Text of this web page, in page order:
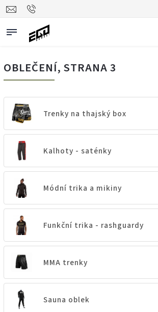
OBLEČENÍ, STRANA 3
Trenky na thajský box
Kalhoty - saténky
Módní trika a mikiny
Funkční trika - rashguardy
MMA trenky
Sauna oblek